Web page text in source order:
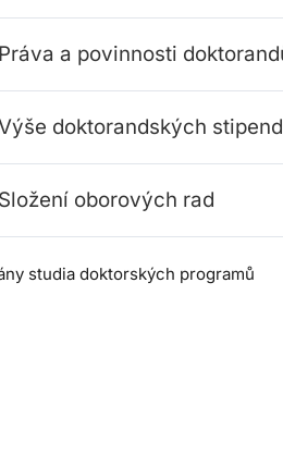
Práva a povinnosti
doktorandských
Složení oborových rad
studia doktorských programů